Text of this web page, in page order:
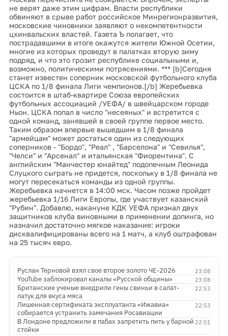
не верят даже этим цифрам. Власти республики
обвиняют в срыве работ российское Минрегионразвития,
московские чиновники заявляют о некомпетентности
цхинвальских властей. Газета Ъ полагает, что
пострадавшими в итоге окажутся жители Южной Осетии,
многие из которых проведут в палатках вторую зиму
подряд, и что это грозит республике социальными и,
возможно, политическими потрясениями. *** [b]Сегодня
станет известен соперник московской футбольного клуба
ЦСКА по 1/8 финала Лиги чемпионов.[/b] Жеребьевка
состоится в штаб-квартире Союза европейских
футбольных ассоциаций /УЕФА/ в швейцарском городе
Ньон. ЦСКА попал в число "несеяных" и встретится с
одной команд, занявшей в своей группе первое место.
Таким образом впервые вышедшим в 1/8 финала
"армейцам" может достаться один из следующих
соперников - "Бордо", "Реал" , "Барселона" и "Севилья",
"Челси" и "Арсенал" и итальянская "Фиорентина". С
английским "Манчестер юнайтед" подопечным Леонида
Слуцкого сыграть не придется, поскольку в 1/8 финала не
могут пересекаться команды из одной группы.
Жеребьевка начнется в 14:00 мск. Часом позже пройдет
жеребьевка 1/16 Лиги Европы, где участвует казанский
"Рубин". Добавлю, накануне КДК УЕФА признал двух
защитников клуба виновными в применении допинга, но
назначил достаточно мягкое наказание: игроки
дисквалифицированы всего на 1 матч, а клуб оштрафован
на 25 тысяч евро.
23:08
Руслан Терновой взял свое второе золото ЧЕ-2026
23:08
YouTube заблокировал каналы «Русской общины»
22:53
Британские ученые внедрили гены свиньи в салат-
латук для вкуса мяса
22:53
Лишенная сертификата эксплуатанта «Ижавиа»
собирается устранить замечания Росавиации
22:51
В Лондоне предложили в пабах запретить пить у барной
стойки